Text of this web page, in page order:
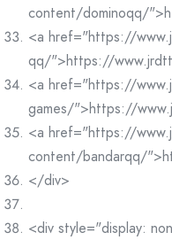
content/dominoqq/
<a href="https://
qq/">https://
<a href="https://
games/">https://
<a href="https://
content/bandarqq/
</div>
<div style="display: